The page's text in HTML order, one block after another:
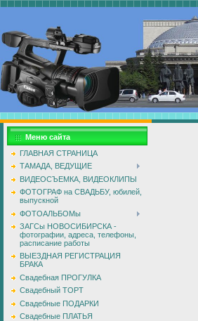
Меню сайта
ГЛАВНАЯ СТРАНИЦА
ТАМАДА, ВЕДУЩИЕ
ВИДЕОСЪЕМКА, ВИДЕОКЛИПЫ
ФОТОГРАФ на СВАДЬБУ, юбилей,
выпускной
ФОТОАЛЬБОМы
ЗАГСы НОВОСИБИРСКА -
фотографии, адреса, телефоны,
расписание работы
ВЫЕЗДНАЯ РЕГИСТРАЦИЯ
БРАКА
Свадебная ПРОГУЛКА
Свадебный ТОРТ
Свадебные ПОДАРКИ
Свадебные ПЛАТЬЯ